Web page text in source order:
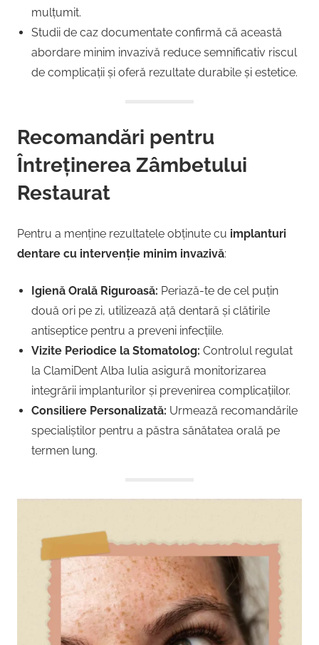
mulțumit.
Studii de caz documentate confirmă că această
abordare minim invazivă reduce semnificativ riscul
de complicații și oferă rezultate durabile și estetice.
Recomandări pentru
Întreținerea Zâmbetului
Restaurat
Pentru a menține rezultatele obținute cu implanturi
dentare cu intervenție minim invazivă:
Igienă Orală Riguroasă: Periază-te de cel puțin
două ori pe zi, utilizează ață dentară și clătirile
antiseptice pentru a preveni infecțiile.
Vizite Periodice la Stomatolog: Controlul regulat
la ClamiDent Alba Iulia asigură monitorizarea
integrării implanturilor și prevenirea complicațiilor.
Consiliere Personalizată: Urmează recomandările
specialiștilor pentru a păstra sănătatea orală pe
termen lung.